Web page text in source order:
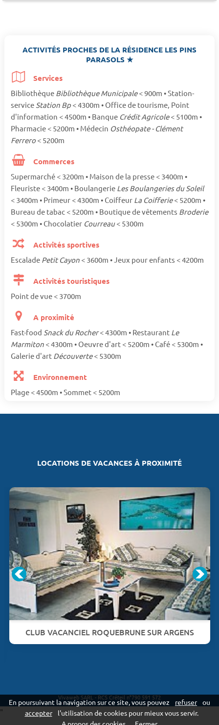
ACTIVITÉS PROCHES DE LA RÉSIDENCE LES PINS
PARASOLS ★
Services
Bibliothèque Bibliothèque Municipale< 900m • Station-
service Station Bp< 4300m • Office de tourisme, Point
d'information < 4500m • Banque Crédit Agricole< 5100m •
Pharmacie < 5200m • Médecin Osthéopate - Clément
Ferrero< 5200m
Commerces
Supermarché < 3200m • Maison de la presse < 3400m •
Fleuriste < 3400m • Boulangerie Les Boulangeries du Soleil
< 3400m • Primeur < 4300m • Coiffeur La Coifferie< 5200m •
Bureau de tabac < 5200m • Boutique de vêtements Broderie
< 5300m • Chocolatier Courreau< 5300m
Activités sportives
Escalade Petit Cayon < 3600m • Jeux pour enfants < 4200m
Activités touristiques
Point de vue < 3700m
A proximité
Fast-food Snack du Rocher< 4300m • Restaurant Le
Marmiton < 4300m • Oeuvre d'art < 5200m • Café < 5300m •
Galerie d'art Découverte< 5300m
Environnement
Plage < 4500m • Sommet < 5200m
LOCATIONS DE VACANCES À PROXIMITÉ
CLUB VACANCIEL ROQUEBRUNE SUR ARGENS
Vivaweb SARL - RCS Créteil n°790 591 572
En poursuivant la navigation sur ce site, vous pouvez refuser
ou
accepter
l'utilisation de cookies pour mieux vous servir.
"